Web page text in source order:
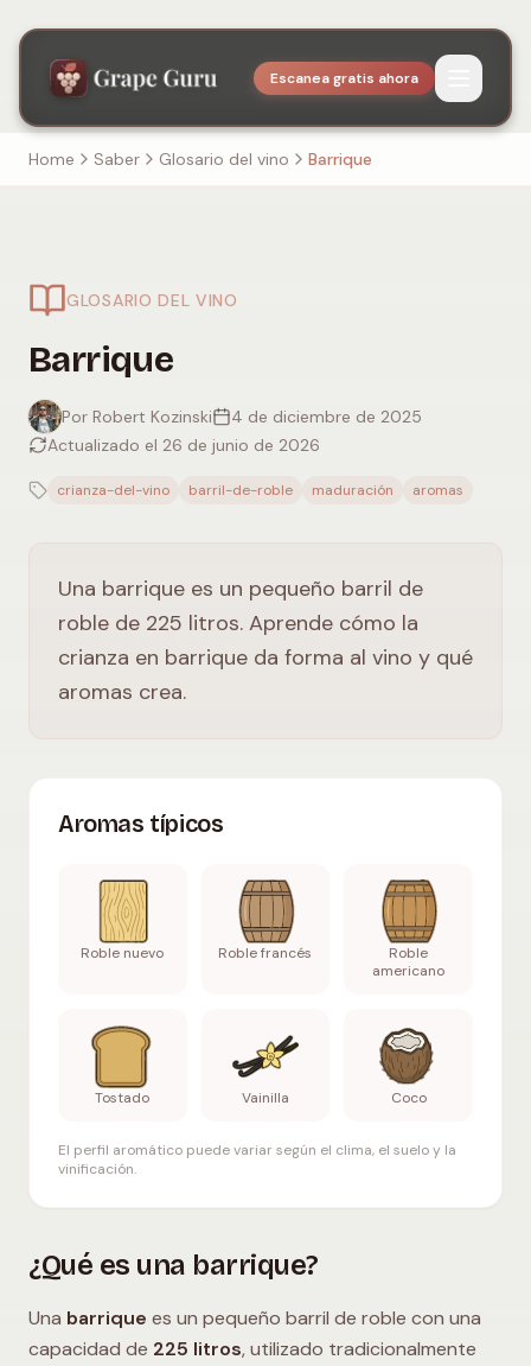
Escanea gratis ahora
Home Saber Glosario del vino Barrique
GLOSARIO DEL VINO
Barrique
Por Robert Kozinski
4 de diciembre de 2025
Actualizado el 26 de junio de 2026
crianza-del-vino barril-de-roble maduración aromas
Una barrique es un pequeño barril de
roble de 225 litros. Aprende cómo la
crianza en barrique da forma al vino y qué
aromas crea.
Aromas típicos
Roble nuevo Roble francés
Roble
americano
Tostado Vainilla Coco
El perfil aromático puede variar según el clima, el suelo y la
vinificación.
¿Qué es una barrique?
Una barrique es un pequeño barril de roble con una
capacidad de 225 litros, utilizado tradicionalmente